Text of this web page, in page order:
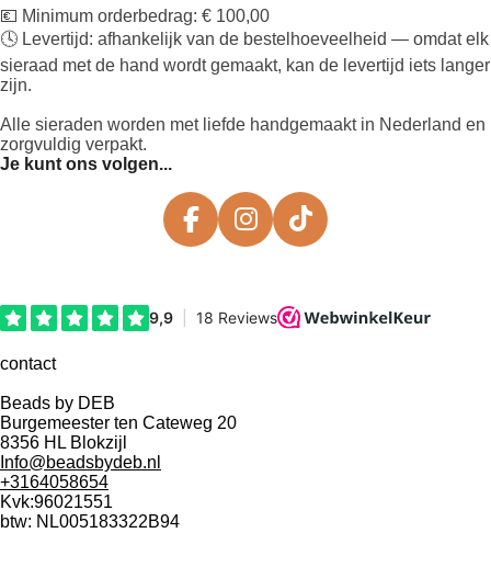
💶 Minimum orderbedrag: € 100,00
🕓 Levertijd: afhankelijk van de bestelhoeveelheid — omdat elk
sieraad met de hand wordt gemaakt, kan de levertijd iets langer
zijn.
Alle sieraden worden met liefde handgemaakt in Nederland en
zorgvuldig verpakt.
Je kunt ons volgen...
F
e
k
I
t
T
T
o
contact
Beads by DEB
Burgemeester ten Cateweg 20
8356 HL Blokzijl
Info@beadsbydeb.nl
+3164058654
Kvk:96021551
btw: NL005183322B94